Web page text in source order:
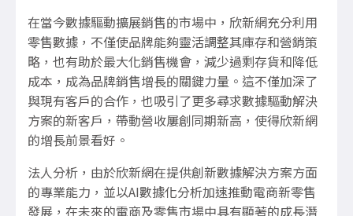
在當今數據驅動擴展銷售的市場中，欣新網充分利用
零售數據，不僅使品牌能夠靈活調整其庫存和營銷策
略，也有助於最大化銷售機會，減少過剩存貨和降低
成本，成為品牌銷售增長的關鍵力量。這不僅加深了
與現有客戶的合作，也吸引了更多尋求數據驅動解決
方案的新客戶，帶動營收屢創同期新高，使得欣新網
的增長前景看好。
法人分析，由於欣新網在提供創新數據解決方案方面
的專業能力，並以AI數據化分析加速推動電商新零售
發展，在未來的電商及零售市場中具有顯著的成長潛